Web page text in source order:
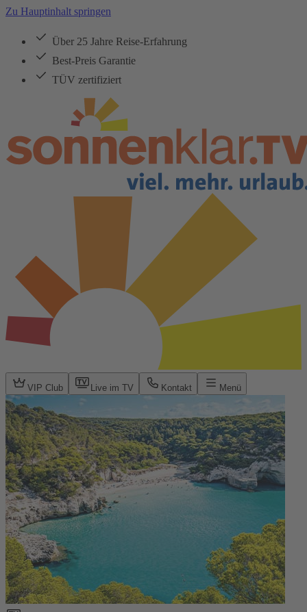
Zu Hauptinhalt springen
Über 25 Jahre Reise-Erfahrung
Best-Preis Garantie
TÜV zertifiziert
VIP Club Live im TV Kontakt Menü